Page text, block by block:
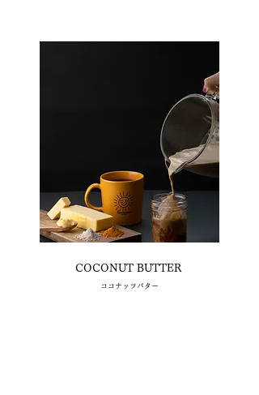
COCONUT BUTTER
​ココナッツバター